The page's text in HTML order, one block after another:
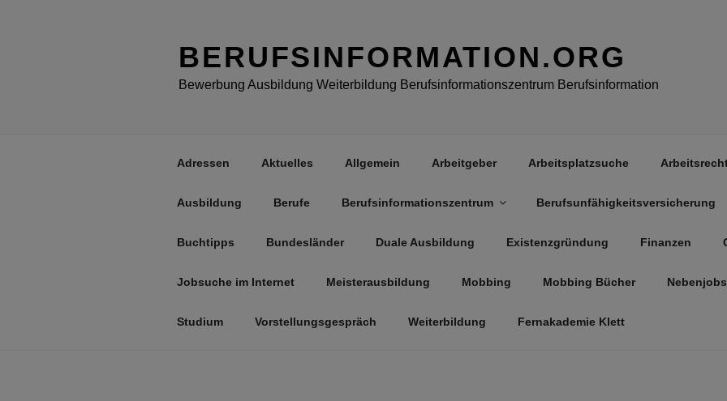
BERUFSINFORMATION.ORG
Bewerbung Ausbildung Weiterbildung Berufsinformationszentrum Berufsinformation
Adressen Aktuelles Allgemein Arbeitgeber Arbeitsplatzsuche
Ausbildung Berufe Berufsinformationszentrum Berufsunfähigkeitsversicherung
Buchtipps Bundesländer Duale Ausbildung Existenzgründung Finanzen
Jobsuche im Internet Meisterausbildung Mobbing Mobbing Bücher Nebenjobs
Studium Vorstellungsgespräch Weiterbildung Fernakademie Klett